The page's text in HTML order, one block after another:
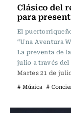
Clásico del
para
El
“Una Aventura
La preventa de
julio a través
Martes 21 de
# Música #